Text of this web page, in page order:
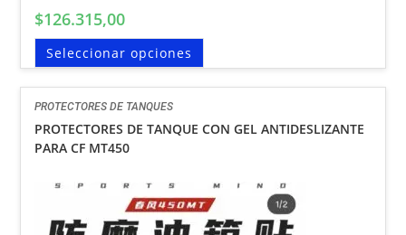
$126.315,00
Seleccionar opciones
PROTECTORES DE TANQUES
PROTECTORES DE TANQUE CON GEL ANTIDESLIZANTE
PARA CF MT450